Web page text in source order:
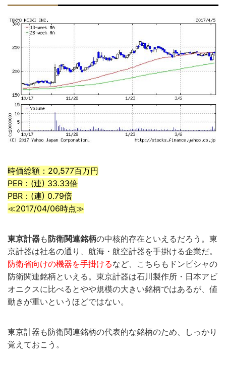
時価総額：20,577百万円
PER：(連) 33.33倍
PBR：(連) 0.79倍
≪2017/04/06時点≫
東京計器も 防衛関連銘柄の中核的存在といえるだろう。東
京計器は社名の通り、航海・航空計器を手掛ける企業だ。
防衛省向けの機器を手掛けるなど、こちらもドンピシャの
防衛関連銘柄といえる。東京計器は石川製作所・日本アビ
オニクスに比べるとやや規模の大きい銘柄ではあるが、値
動きが重いというほどではない。
東京計器も防衛関連銘柄の代表的な銘柄のため、しっかり
覚えておこう。